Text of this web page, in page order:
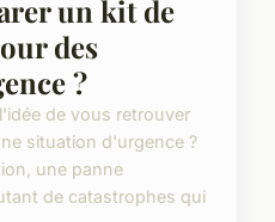
un kit de
des
?
de vous retrouver
situation d'urgence ?
une panne
de catastrophes qui